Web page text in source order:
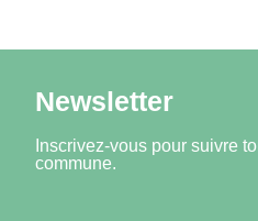
Newsletter
Inscrivez-vous pour suivre
commune.